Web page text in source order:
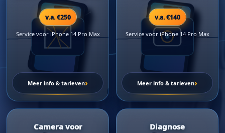
v.a. €250
Service voor iPhone 14 Pro Max
Meer info & tarieven›
v.a. €140
Service voor iPhone 14 Pro Max
Meer info & tarieven›
Camera voor Diagnose